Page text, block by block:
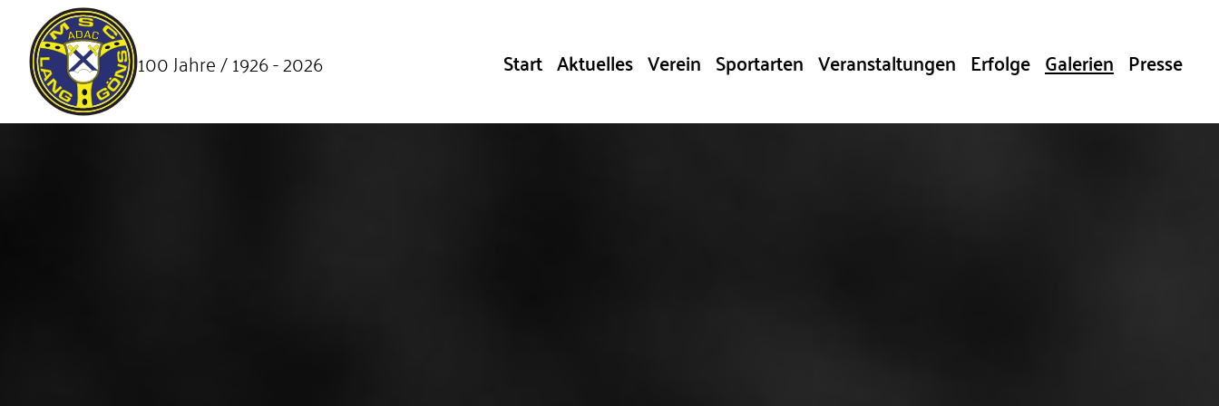
SKIP TO MAIN CONTENT
100 Jahre / 1926 - 2026 Start Aktuelles Verein Sportarten Veranstaltungen Erfolge Galerien Presse